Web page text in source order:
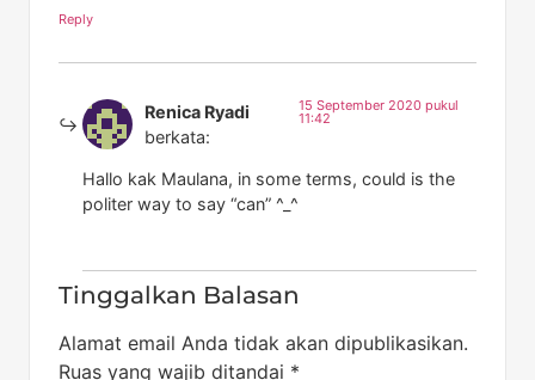
Reply
Renica Ryadi
berkata:
15 September 2020 pukul
11:42
Hallo kak Maulana, in some terms, could is the
politer way to say “can” ^_^
Tinggalkan Balasan
Alamat email Anda tidak akan dipublikasikan.
Ruas yang wajib ditandai *